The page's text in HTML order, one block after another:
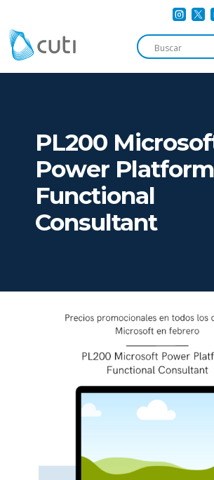
 
PL200
Power Platform
Functional
Consultant